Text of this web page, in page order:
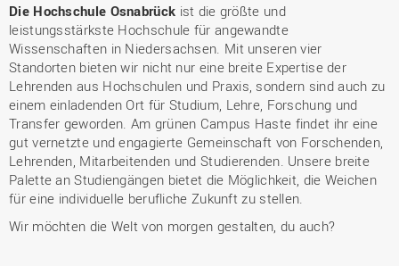
Die Hochschule Osnabrück ist die größte und
leistungsstärkste Hochschule für angewandte
Wissenschaften in Niedersachsen. Mit unseren vier
Standorten bieten wir nicht nur eine breite Expertise der
Lehrenden aus Hochschulen und Praxis, sondern sind auch zu
einem einladenden Ort für Studium, Lehre, Forschung und
Transfer geworden. Am grünen Campus Haste findet ihr eine
gut vernetzte und engagierte Gemeinschaft von Forschenden,
Lehrenden, Mitarbeitenden und Studierenden. Unsere breite
Palette an Studiengängen bietet die Möglichkeit, die Weichen
für eine individuelle berufliche Zukunft zu stellen.
Wir möchten die Welt von morgen gestalten, du auch?